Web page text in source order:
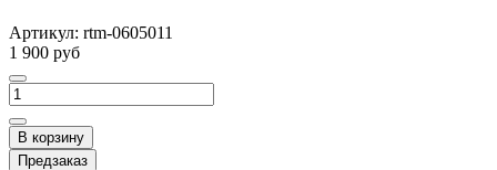
Артикул: rtm-0605011
1 900 руб
В корзину
Предзаказ